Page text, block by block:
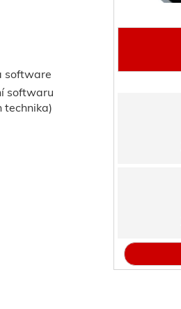
software
softwaru
technika)